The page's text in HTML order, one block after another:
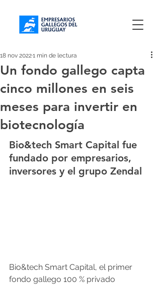
Un fondo gallego capta
cinco millones en seis
meses para invertir en
biotecnología
18 nov 20221 min de lectura
Bio&tech Smart Capital fue
fundado por empresarios,
inversores y el grupo Zendal
Bio&tech Smart Capital, el primer
fondo gallego 100 % privado